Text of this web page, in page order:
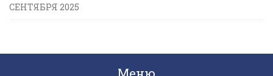
СЕНТЯБРЯ 2025
Меню